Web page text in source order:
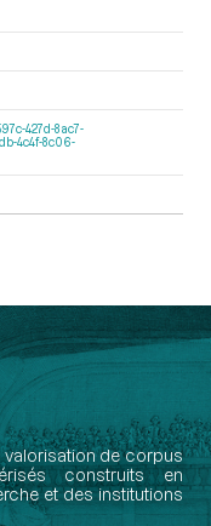
427d-8ac7-
4c4f-8c06-
valorisation de corpus
construits en
et des institutions